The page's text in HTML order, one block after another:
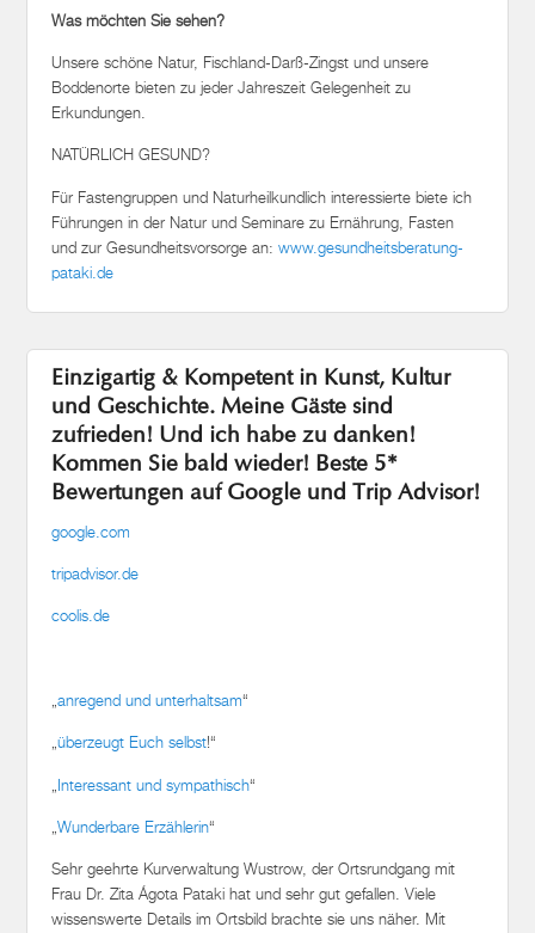
Was möchten Sie sehen?
Unsere schöne Natur, Fischland-Darß-Zingst und unsere
Boddenorte bieten zu jeder Jahreszeit Gelegenheit zu
Erkundungen.
NATÜRLICH GESUND?
Für Fastengruppen und Naturheilkundlich interessierte biete ich
Führungen in der Natur und Seminare zu Ernährung, Fasten
und zur Gesundheitsvorsorge an:www.gesundheitsberatung-
pataki.de
Einzigartig & Kompetent in Kunst, Kultur
und Geschichte. Meine Gäste sind
zufrieden! Und ich habe zu danken!
Kommen Sie bald wieder! Beste 5*
Bewertungen auf Google und Trip Advisor!
google.com
tripadvisor.de
coolis.de
„anregend und unterhaltsam“
„überzeugt Euch selbst!“
Interessant und sympathisch“
„Wunderbare Erzählerin“
Sehr geehrte Kurverwaltung Wustrow, der Ortsrundgang mit
Frau Dr. Zita Ágota Pataki hat und sehr gut gefallen. Viele
wissenswerte Details im Ortsbild brachte sie uns näher. Mit